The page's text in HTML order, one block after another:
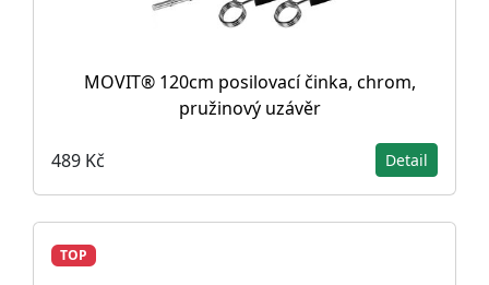
MOVIT® 120cm posilovací činka, chrom,
pružinový uzávěr
489 Kč Detail
TOP